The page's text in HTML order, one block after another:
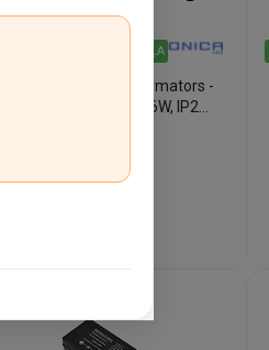
PIEGĀDES LAIKS ~1 NEDĒĻA
3A, 12V, DC transformators -
barošanas bloks, 36W, IP20,